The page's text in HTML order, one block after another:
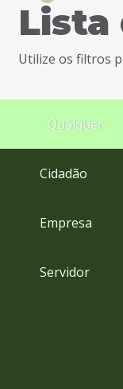
busca
Ir
rodapé
Lista
Utilize os filtros
- Qualquer -
Cidadão
Empresa
Servidor